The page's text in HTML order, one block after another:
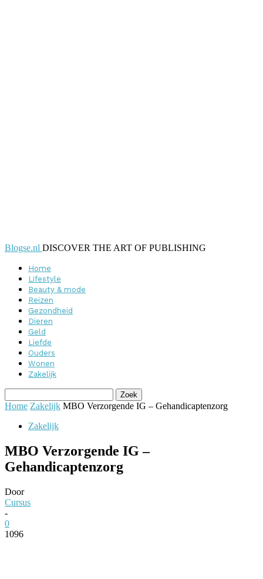
Blogse.nl DISCOVER THE ART OF PUBLISHING
Home
Lifestyle
Beauty & mode
Reizen
Gezondheid
Dieren
Geld
Liefde
Ouders
Wonen
Zakelijk
Home Zakelijk MBO Verzorgende IG – Gehandicaptenzorg
Zakelijk
MBO Verzorgende IG –
Gehandicaptenzorg
Door
Cursus
-
0
1096